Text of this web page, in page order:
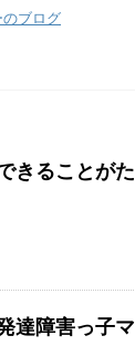
ブログ
きることが
達障害っ子